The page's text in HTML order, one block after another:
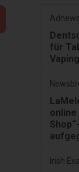
Adnews
für
online
Irish